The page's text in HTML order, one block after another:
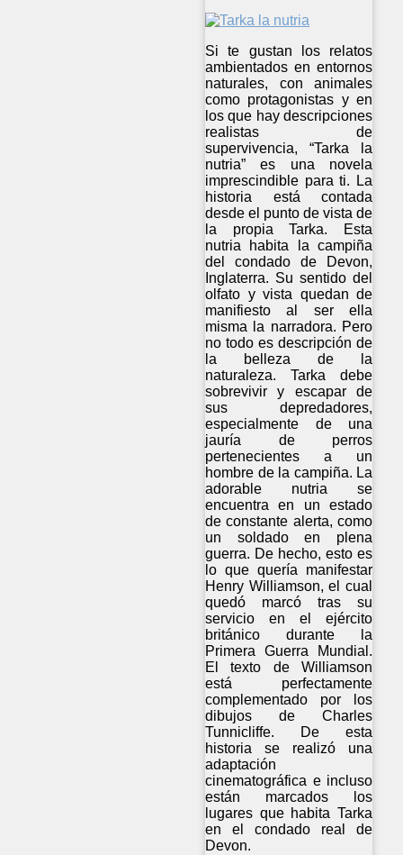
Si te gustan los relatos
ambientados en entornos
naturales, con animales
como protagonistas y en
los que hay descripciones
realistas de
supervivencia, “Tarka la
nutria” es una novela
imprescindible para ti. La
historia está contada
desde el punto de vista de
la propia Tarka. Esta
nutria habita la campiña
del condado de Devon,
Inglaterra. Su sentido del
olfato y vista quedan de
manifiesto al ser ella
misma la narradora. Pero
no todo es descripción de
la belleza de la
naturaleza. Tarka debe
sobrevivir y escapar de
sus depredadores,
especialmente de una
jauría de perros
pertenecientes a un
hombre de la campiña. La
adorable nutria se
encuentra en un estado
de constante alerta, como
un soldado en plena
guerra. De hecho, esto es
lo que quería manifestar
Henry Williamson, el cual
quedó marcó tras su
servicio en el ejército
británico durante la
Primera Guerra Mundial.
El texto de Williamson
está perfectamente
complementado por los
dibujos de Charles
Tunnicliffe. De esta
historia se realizó una
adaptación
cinematográfica e incluso
están marcados los
lugares que habita Tarka
en el condado real de
Devon.